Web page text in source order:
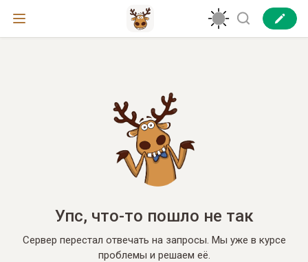
Упс, что-то пошло не так
Сервер перестал отвечать на запросы. Мы уже в курсе
проблемы и решаем её.